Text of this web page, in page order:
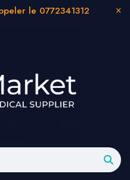
le 0772341312